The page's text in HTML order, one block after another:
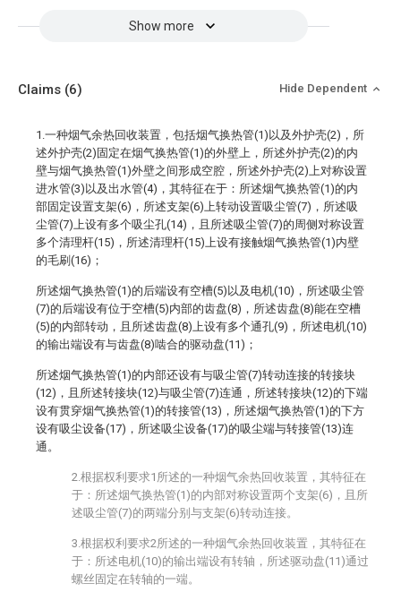
Show more
Claims (6) Hide Dependent
1.一种烟气余热回收装置，包括烟气换热管(1)以及外护壳(2)，所
述外护壳(2)固定在烟气换热管(1)的外壁上，所述外护壳(2)的内
壁与烟气换热管(1)外壁之间形成空腔，所述外护壳(2)上对称设置
进水管(3)以及出水管(4)，其特征在于：所述烟气换热管(1)的内
部固定设置支架(6)，所述支架(6)上转动设置吸尘管(7)，所述吸
尘管(7)上设有多个吸尘孔(14)，且所述吸尘管(7)的周侧对称设置
多个清理杆(15)，所述清理杆(15)上设有接触烟气换热管(1)内壁
的毛刷(16)；
所述烟气换热管(1)的后端设有空槽(5)以及电机(10)，所述吸尘管
(7)的后端设有位于空槽(5)内部的齿盘(8)，所述齿盘(8)能在空槽
(5)的内部转动，且所述齿盘(8)上设有多个通孔(9)，所述电机(10)
的输出端设有与齿盘(8)啮合的驱动盘(11)；
所述烟气换热管(1)的内部还设有与吸尘管(7)转动连接的转接块
(12)，且所述转接块(12)与吸尘管(7)连通，所述转接块(12)的下端
设有贯穿烟气换热管(1)的转接管(13)，所述烟气换热管(1)的下方
设有吸尘设备(17)，所述吸尘设备(17)的吸尘端与转接管(13)连
通。
2.根据权利要求1所述的一种烟气余热回收装置，其特征在
于：所述烟气换热管(1)的内部对称设置两个支架(6)，且所
述吸尘管(7)的两端分别与支架(6)转动连接。
3.根据权利要求2所述的一种烟气余热回收装置，其特征在
于：所述电机(10)的输出端设有转轴，所述驱动盘(11)通过
螺丝固定在转轴的一端。